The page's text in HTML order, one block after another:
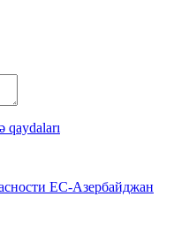
qaydaları